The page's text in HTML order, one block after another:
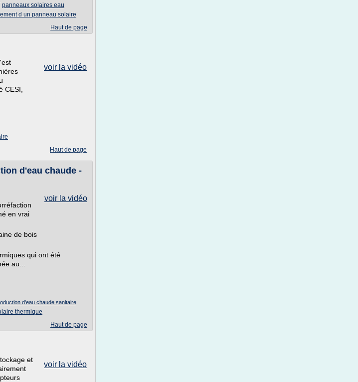
panneaux solaires eau
d un panneau solaire
Haut de page
voir la vidéo
CESI,
Haut de page
d'eau chaude -
voir la vidéo
en vrai
de bois
qui ont été
au...
d'eau chaude sanitaire
thermique
Haut de page
voir la vidéo
et